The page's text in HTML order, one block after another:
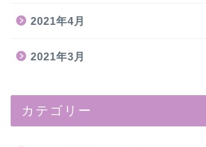
2021年4月
2021年3月
カテゴリー